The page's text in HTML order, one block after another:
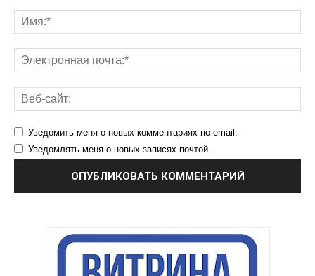
Уведомить меня о новых комментариях по email.
Уведомлять меня о новых записях почтой.